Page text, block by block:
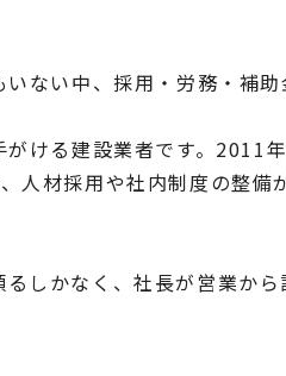
ない中、採用・労務・補助
ける建設業者です。2011
人材採用や社内制度の整備
しかなく、社長が営業か